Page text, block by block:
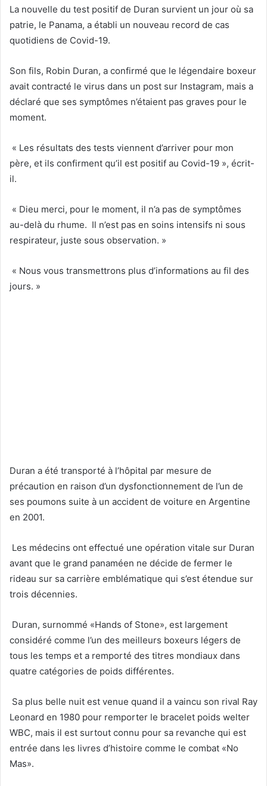
La nouvelle du test positif de Duran survient un jour où sa
patrie, le Panama, a établi un nouveau record de cas
quotidiens de Covid-19.
Son fils, Robin Duran, a confirmé que le légendaire boxeur
avait contracté le virus dans un post sur Instagram, mais a
déclaré que ses symptômes n’étaient pas graves pour le
moment.
« Les résultats des tests viennent d’arriver pour mon
père, et ils confirment qu’il est positif au Covid-19 », écrit-
il.
« Dieu merci, pour le moment, il n’a pas de symptômes
au-delà du rhume. Il n’est pas en soins intensifs ni sous
respirateur, juste sous observation. »
« Nous vous transmettrons plus d’informations au fil des
jours. »
Duran a été transporté à l’hôpital par mesure de
précaution en raison d’un dysfonctionnement de l’un de
ses poumons suite à un accident de voiture en Argentine
en 2001.
Les médecins ont effectué une opération vitale sur Duran
avant que le grand panaméen ne décide de fermer le
rideau sur sa carrière emblématique qui s’est étendue sur
trois décennies.
Duran, surnommé «Hands of Stone», est largement
considéré comme l’un des meilleurs boxeurs légers de
tous les temps et a remporté des titres mondiaux dans
quatre catégories de poids différentes.
Sa plus belle nuit est venue quand il a vaincu son rival Ray
Leonard en 1980 pour remporter le bracelet poids welter
WBC, mais il est surtout connu pour sa revanche qui est
entrée dans les livres d’histoire comme le combat «No
Mas».